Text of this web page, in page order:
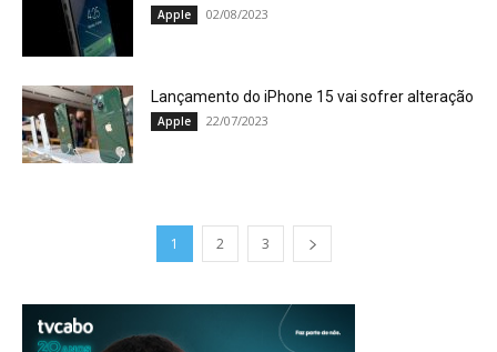
Apple 02/08/2023
Lançamento do iPhone 15 vai sofrer alteração
Apple 22/07/2023
1 2 3